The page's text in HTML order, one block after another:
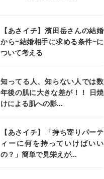
【あさイチ】濱田岳さんの結婚
から~結婚相手に求める条件~に
ついて考える
知ってる人、知らない人では数
年後の肌に大きな差が！！ 日焼
けによる肌への影...
【あさイチ】「持ち寄りパーテ
ィーに何を持っていけばいい
の？」簡単で見栄えが...